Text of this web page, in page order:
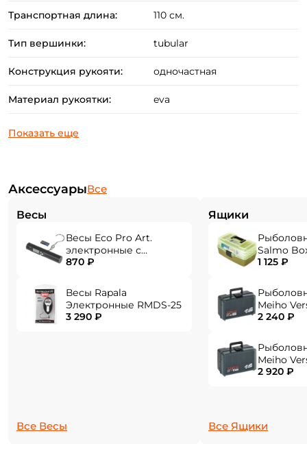
Хорошие бросковые характеристики и отличная
Эстетичный дизайн удилища в сочетании с
аккуратной и точной сборкой.
Транспортная длина: 110 см.
Тип вершинки: tubular
Конструкция рукояти: одночастная
Материал рукоятки: eva
АксессуарыВсе
Весы
Весы Eco Pro Art.
электронные с
фонарем EPHN-40
870 ₽
Весы Rapala
Электронные RMDS-25
3 290 ₽
Все Весы
Ящики
Salmo
1 125 ₽
Meiho
2 240 ₽
Meiho
2 920 ₽
Все Ящики
Создать аккаунт